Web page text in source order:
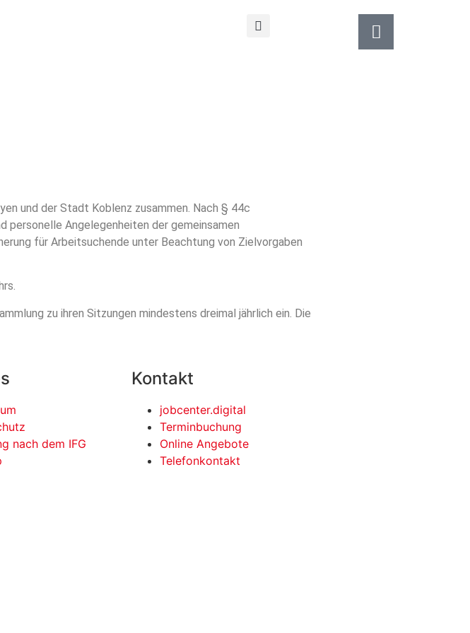
und der Stadt Koblenz zusammen. Nach § 44c
personelle Angelegenheiten der gemeinsamen
für Arbeitsuchende unter Beachtung von Zielvorgaben
zu ihren Sitzungen mindestens dreimal jährlich ein. Die
nach dem IFG
Kontakt
jobcenter.digital
Terminbuchung
Online Angebote
Telefonkontakt